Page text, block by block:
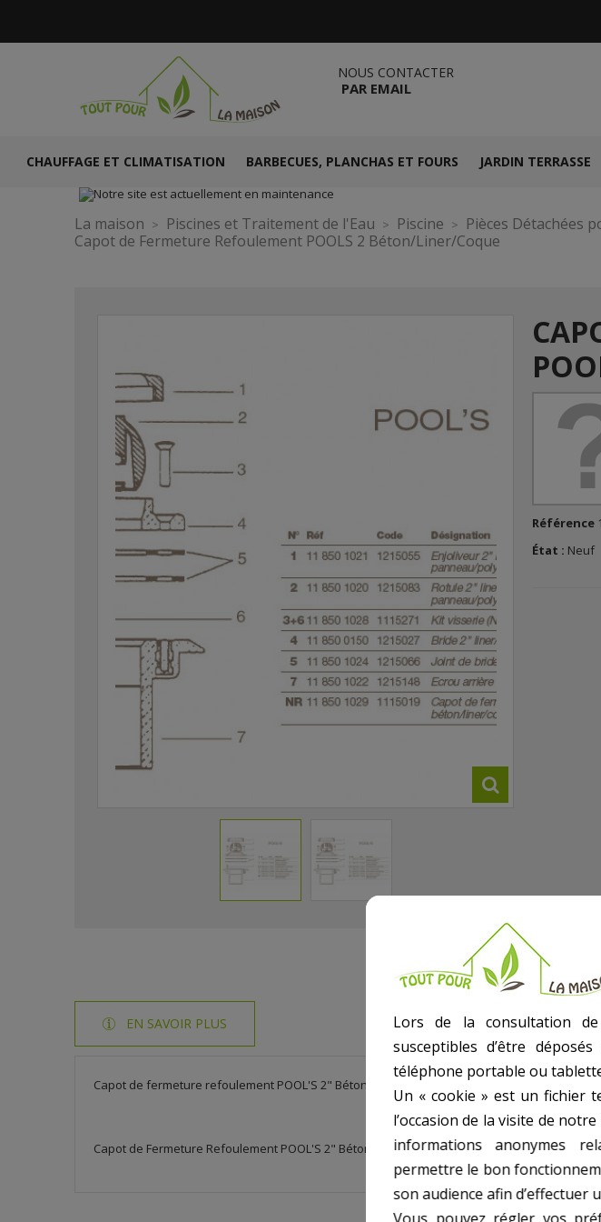
NOUS CONTACTER
PAR EMAIL
CHAUFFAGE ET CLIMATISATION BARBECUES, PLANCHAS ET FOURS JARDIN TERRASSE
La maison Piscines et Traitement de l'Eau Piscine Pièces Détachées
Capot de Fermeture Refoulement POOLS 2 Béton/Liner/Coque
Référence
État : Neuf
EN SAVOIR PLUS
Capot de fermeture refoulement POOL'S 2" Béton/Liner/Coque.
Capot de Fermeture Refoulement POOL'S 2" Béton/Liner/Coque, 1115019
Lors de la consultation
susceptibles d’être
téléphone portable ou
Un « cookie » est un fichier
l’occasion de la visite de
informations anonymes
permettre le bon
son audience afin d’effectuer
Vous pouvez régler vos